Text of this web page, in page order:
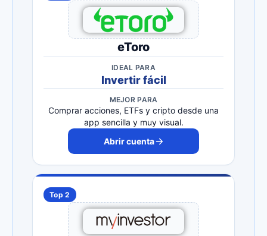
eToro
IDEAL PARA
Invertir fácil
MEJOR PARA
Comprar acciones, ETFs y cripto desde una
app sencilla y muy visual.
Abrir cuenta
Top 2